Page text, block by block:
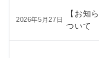
2026年5月27日
【お知
ついて